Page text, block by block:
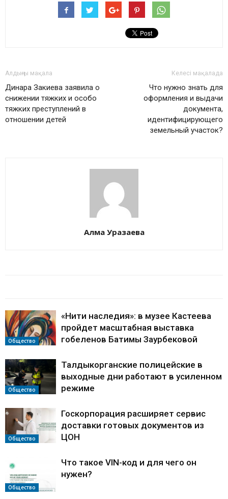
Алдыңғы мақала
Динара Закиева заявила о
снижении тяжких и особо
тяжких преступлений в
отношении детей
Келесі мақалада
Что нужно знать для
оформления и выдачи
документа,
идентифицирующего
земельный участок?
Алма Уразаева
Общество
«Нити наследия»: в музее Кастеева
пройдет масштабная выставка
гобеленов Батимы Заурбековой
Общество
Талдыкорганские полицейские в
выходные дни работают в усиленном
режиме
Общество
Госкорпорация расширяет сервис
доставки готовых документов из
ЦОН
Общество
Что такое VIN-код и для чего он
нужен?